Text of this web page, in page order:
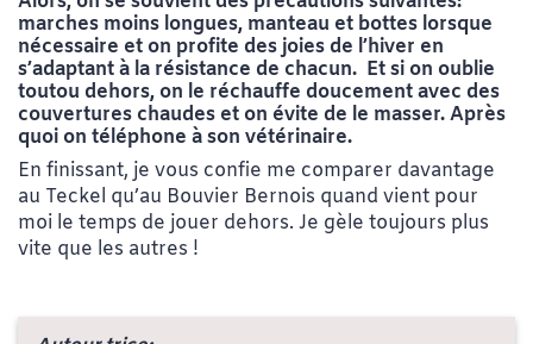
marches moins longues, manteau et bottes lorsque
nécessaire et on profite des joies de l’hiver en
s’adaptant à la résistance de chacun. Et si on oublie
toutou dehors, on le réchauffe doucement avec des
couvertures chaudes et on évite de le masser. Après
quoi on téléphone à son vétérinaire.
En finissant, je vous confie me comparer davantage
au Teckel qu’au Bouvier Bernois quand vient pour
moi le temps de jouer dehors. Je gèle toujours plus
vite que les autres !